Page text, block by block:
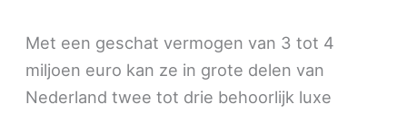
Met een geschat vermogen van 3 tot 4
miljoen euro kan ze in grote delen van
Nederland twee tot drie behoorlijk luxe